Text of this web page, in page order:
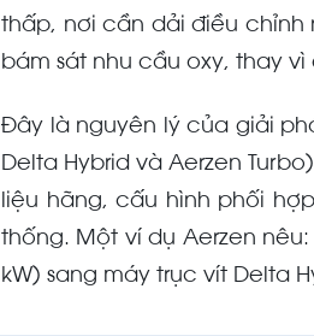
thấp, nơi cần dải điều
bám sát nhu cầu oxy, thay
Đây là nguyên lý của giải
Delta Hybrid và Aerzen
liệu hãng, cấu hình phối
thống. Một ví dụ Aerzen
kW) sang máy trục vít Delta